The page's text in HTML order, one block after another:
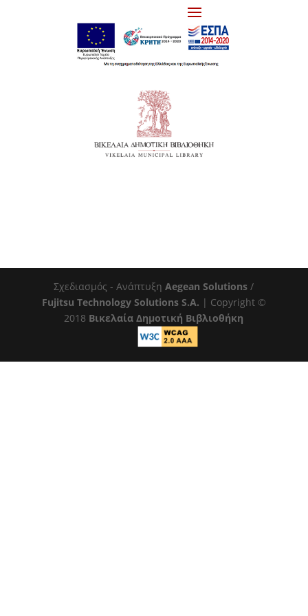
Σχεδιασμός - ΑνάπτυξηAegean Solutions /
Fujitsu Technology Solutions S.A. | Copyright ©
2018 Βικελαία Δημοτική Βιβλιοθήκη